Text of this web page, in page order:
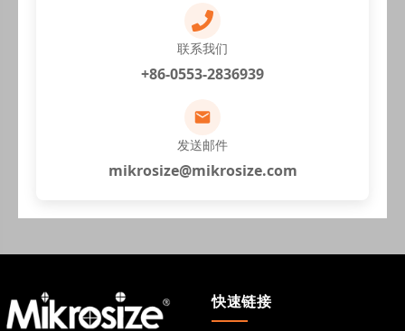
联系我们
+86-0553-2836939
发送邮件
mikrosize@mikrosize.com
快速链接